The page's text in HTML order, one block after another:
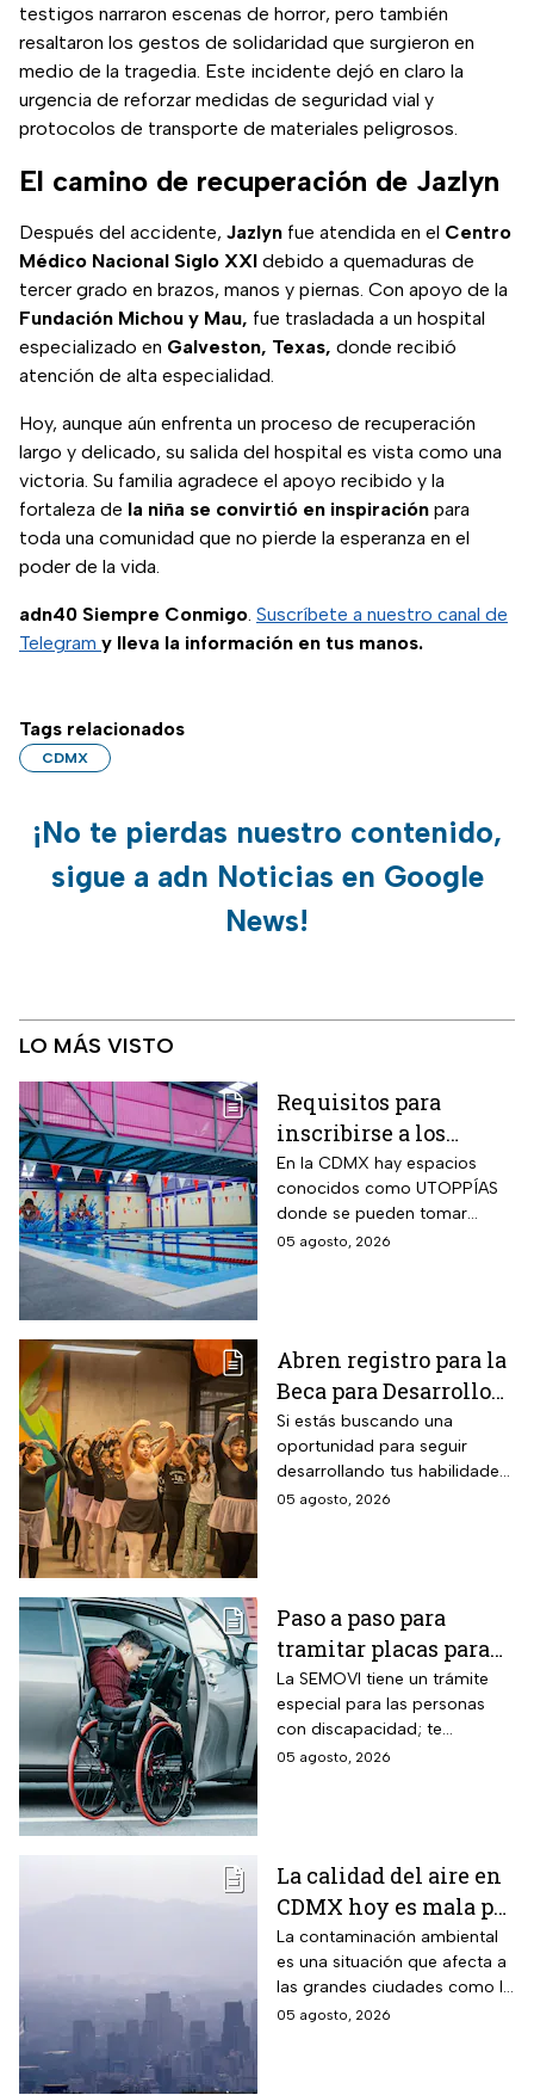
testigos narraron escenas de horror, pero también
resaltaron los gestos de solidaridad que surgieron en
medio de la tragedia. Este incidente dejó en claro la
urgencia de reforzar medidas de seguridad vial y
protocolos de transporte de materiales peligrosos.
El camino de recuperación de Jazlyn
Después del accidente, Jazlyn fue atendida en el Centro
Médico Nacional Siglo XXI debido a quemaduras de
tercer grado en brazos, manos y piernas. Con apoyo de la
Fundación Michou y Mau, fue trasladada a un hospital
especializado en Galveston, Texas, donde recibió
atención de alta especialidad.
Hoy, aunque aún enfrenta un proceso de recuperación
largo y delicado, su salida del hospital es vista como una
victoria. Su familia agradece el apoyo recibido y la
fortaleza de la niña se convirtió en inspiración para
toda una comunidad que no pierde la esperanza en el
poder de la vida.
adn40 Siempre Conmigo. Suscríbete a nuestro canal de
Telegram y lleva la información en tus manos.
Tags relacionados
CDMX
¡No te pierdas nuestro contenido,
sigue a adn Noticias en Google
News!
LO MÁS VISTO
Requisitos para
inscribirse a los
talleres de la UTOPÍA
Coyoacán
En la CDMX hay espacios
conocidos como UTOPPÍAS
donde se pueden tomar
talleres y practicar deportes y
05 agosto, 2026
Abren registro para la
Beca para Desarrollo
de Talento PILARES;
requisitos para recibir
hasta 10 mil pesos
Si estás buscando una
oportunidad para seguir
desarrollando tus habilidades
puedes registrarte para la
05 agosto, 2026
Paso a paso para
tramitar placas para
automovilistas con
discapacidad en
CDMX durante 2026
La SEMOVI tiene un trámite
especial para las personas
con discapacidad; te
contamos todo lo que
05 agosto, 2026
La calidad del aire en
CDMX hoy es mala por
partículas PM10;
¿habrá Doble Hoy No
Circula?
La contaminación ambiental
es una situación que afecta a
las grandes ciudades como la
CDMX y cuando los niveles
05 agosto, 2026